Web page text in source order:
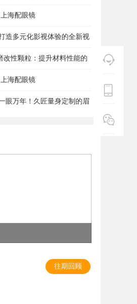
海配眼镜
造多元化影视体验的全新视
改性颗粒：提升材料性能的
海配眼镜
眼万年！久匠量身定制的眉
分项
往期回顾